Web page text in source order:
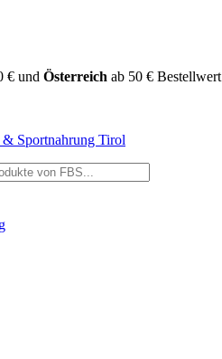
€ und Österreich ab 50 € Bestellwert